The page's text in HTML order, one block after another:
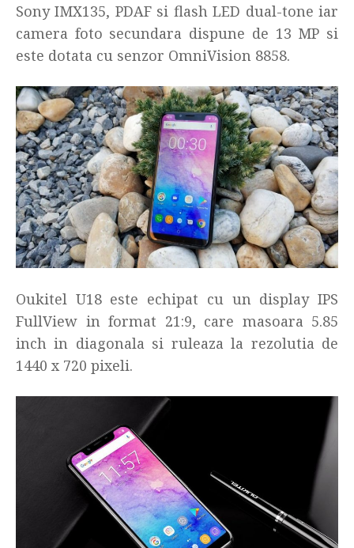
Sony IMX135, PDAF si flash LED dual-tone iar
camera foto secundara dispune de 13 MP si
este dotata cu senzor OmniVision 8858.
Oukitel U18 este echipat cu un display IPS
FullView in format 21:9, care masoara 5.85
inch in diagonala si ruleaza la rezolutia de
1440 x 720 pixeli.